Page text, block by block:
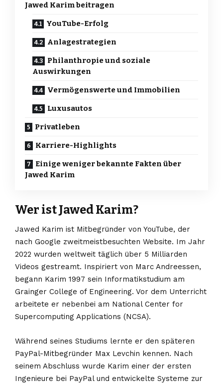
Jawed Karim beitragen
YouTube-Erfolg
Anlagestrategien
Philanthropie und soziale
Auswirkungen
Vermögenswerte und Immobilien
Luxusautos
Privatleben
Karriere-Highlights
Einige weniger bekannte Fakten über
Jawed Karim
Wer ist Jawed Karim?
Jawed Karim ist Mitbegründer von YouTube, der
nach Google zweitmeistbesuchten Website. Im Jahr
2022 wurden weltweit täglich über 5 Milliarden
Videos gestreamt. Inspiriert von Marc Andreessen,
begann Karim 1997 sein Informatikstudium am
Grainger College of Engineering. Vor dem Unterricht
arbeitete er nebenbei am National Center for
Supercomputing Applications (NCSA).
Während seines Studiums lernte er den späteren
PayPal-Mitbegründer Max Levchin kennen. Nach
seinem Abschluss wurde Karim einer der ersten
Ingenieure bei PayPal und entwickelte Systeme zur